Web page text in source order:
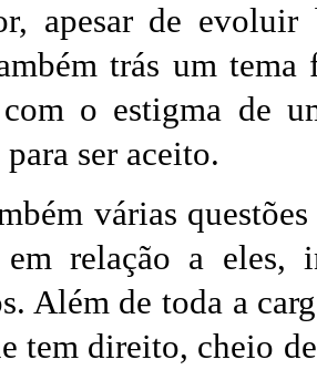
apesar de
trás um
o estigma de
ser aceito.
várias
em relação a eles,
Além de toda a
tem direito, cheio